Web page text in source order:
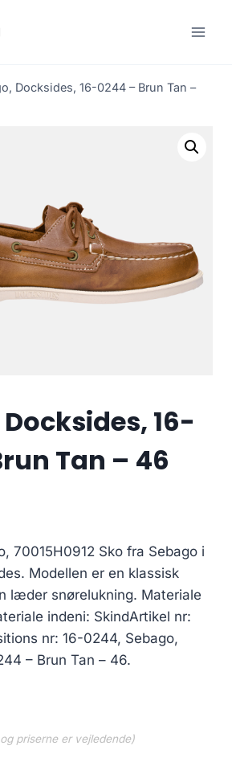
Docksides, 16-0244 – Brun Tan –
16-
Tan – 46
70015H0912 Sko fra Sebago i
Modellen er en klassisk
læder snørelukning. Materiale
indeni: SkindArtikel nr:
nr: 16-0244, Sebago,
– Brun Tan – 46.
priserne er vejledende)